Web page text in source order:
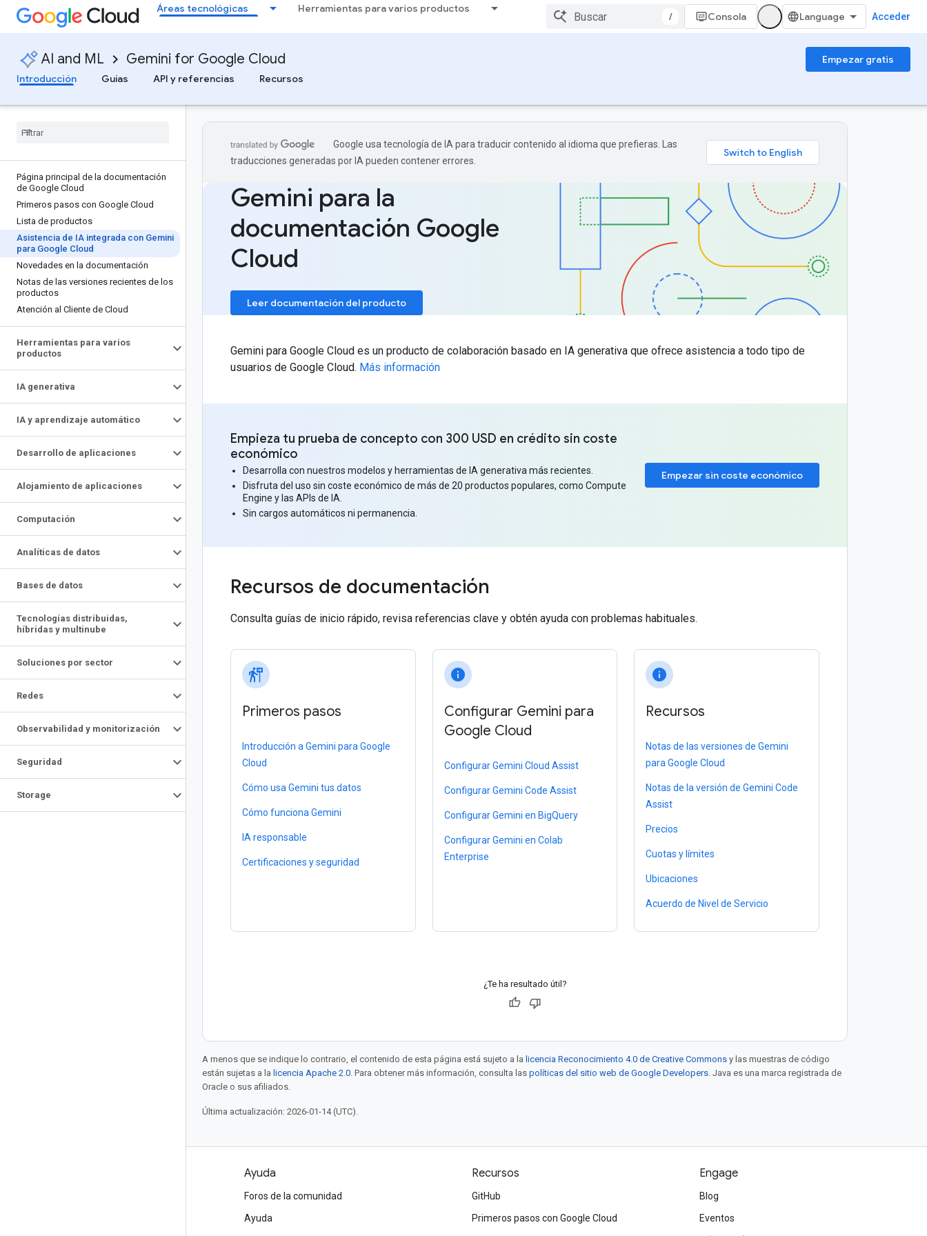
Áreas tecnológicas Herramientas para varios productos
/ Consola Acceder
AI and ML Gemini for Google Cloud
Empezar gratis
Introducción
Guías API y referencias Recursos
Página principal de la documentación
de Google Cloud
Primeros pasos con Google Cloud
Lista de productos
Asistencia de IA integrada con Gemini
para Google Cloud
Novedades en la documentación
Notas de las versiones recientes de los
productos
Atención al Cliente de Cloud
Herramientas para varios
productos
IA generativa
IA y aprendizaje automático
Desarrollo de aplicaciones
Alojamiento de aplicaciones
Computación
Analíticas de datos
Bases de datos
Tecnologías distribuidas,
híbridas y multinube
Soluciones por sector
Redes
Observabilidad y monitorización
Seguridad
Storage
Google usa tecnología de IA para traducir contenido al idioma que prefieras. Las
traducciones generadas por IA pueden contener errores.
Gemini para la
documentación Google
Cloud
Leer documentación del producto
Gemini para Google Cloud es un producto de colaboración basado en IA generativa que ofrece asistencia a todo tipo de
usuarios de Google Cloud. Más información
Empezar sin coste económico
Empieza tu prueba de concepto con 300 USD en crédito sin coste
económico
Desarrolla con nuestros modelos y herramientas de IA generativa más recientes.
Disfruta del uso sin coste económico de más de 20 productos populares, como Compute
Engine y las APIs de IA.
Sin cargos automáticos ni permanencia.
Recursos de documentación
Consulta guías de inicio rápido, revisa referencias clave y obtén ayuda con problemas habituales.
follow_the_signs
Primeros pasos
Introducción a Gemini para Google
Cloud
Cómo usa Gemini tus datos
Cómo funciona Gemini
IA responsable
Certificaciones y seguridad
info
Configurar Gemini para
Google Cloud
Configurar Gemini Cloud Assist
Configurar Gemini Code Assist
Configurar Gemini en BigQuery
Configurar Gemini en Colab
Enterprise
info
Recursos
Notas de las versiones de Gemini
para Google Cloud
Notas de la versión de Gemini Code
Assist
Precios
Cuotas y límites
Ubicaciones
Acuerdo de Nivel de Servicio
¿Te ha resultado útil?
A menos que se indique lo contrario, el contenido de esta página está sujeto a la licencia Reconocimiento 4.0 de Creative Commons y las muestras de código
están sujetas a la licencia Apache 2.0. Para obtener más información, consulta las políticas del sitio web de Google Developers. Java es una marca registrada de
Oracle o sus afiliados.
Última actualización: 2026-01-14 (UTC).
Ayuda
Foros de la comunidad
Ayuda
Recursos
GitHub
Primeros pasos con Google Cloud
Engage
Blog
Eventos